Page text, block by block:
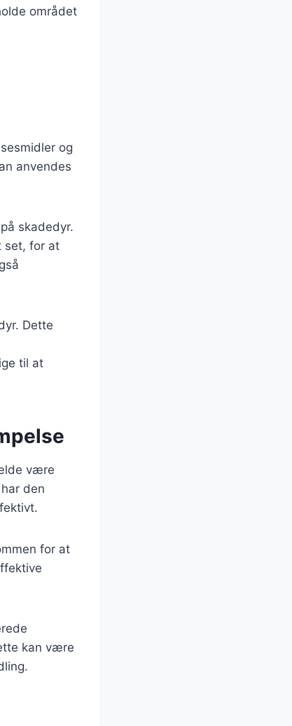
området
og
anvendes
skadedyr.
set, for at
Dette
til at
være
den
for at
kan være